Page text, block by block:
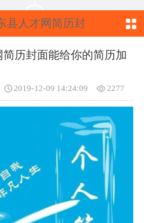
县人才网简历封
给你的简历加分
历封面能给你的简历加
2277
2019-12-09 14:24:09